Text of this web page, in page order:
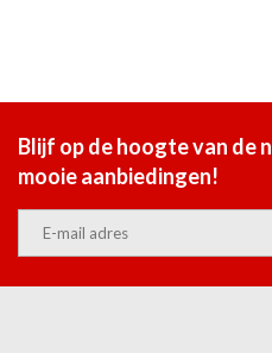
Blijf op de hoogte van de
mooie aanbiedingen!